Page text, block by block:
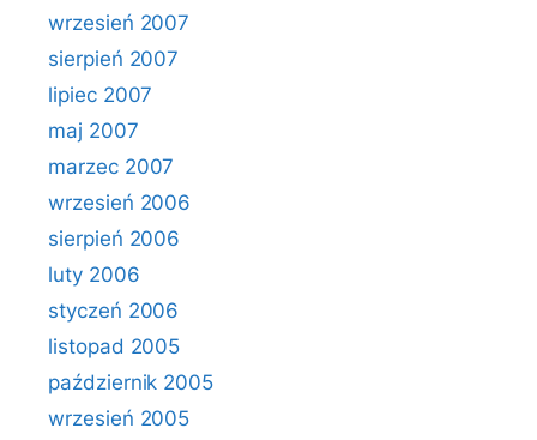
wrzesień 2007
sierpień 2007
lipiec 2007
maj 2007
marzec 2007
wrzesień 2006
sierpień 2006
luty 2006
styczeń 2006
listopad 2005
październik 2005
wrzesień 2005